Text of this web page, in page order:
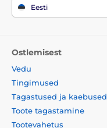
Eesti
Ostlemisest
Vedu
Tingimused
Tagastused ja kaebused
Toote tagastamine
Tootevahetus